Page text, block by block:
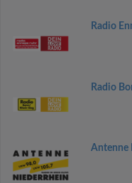
Radio
Radio
Antenne